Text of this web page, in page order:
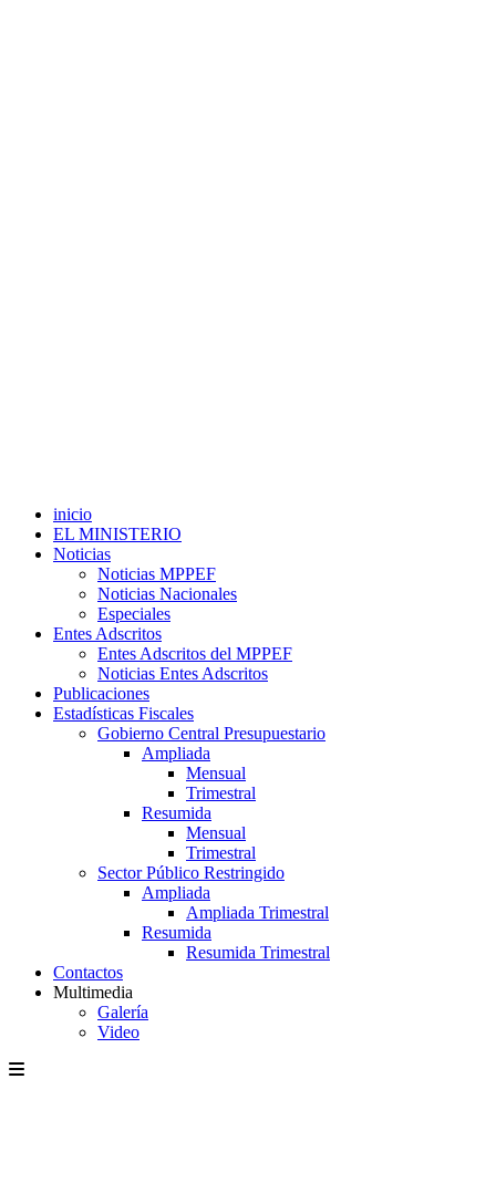
inicio
EL MINISTERIO
Noticias
Noticias MPPEF
Noticias Nacionales
Especiales
Entes Adscritos
Entes Adscritos del MPPEF
Noticias Entes Adscritos
Publicaciones
Estadísticas Fiscales
Gobierno Central Presupuestario
Ampliada
Mensual
Trimestral
Resumida
Mensual
Trimestral
Sector Público Restringido
Ampliada
Ampliada Trimestral
Resumida
Resumida Trimestral
Contactos
Multimedia
Galería
Video